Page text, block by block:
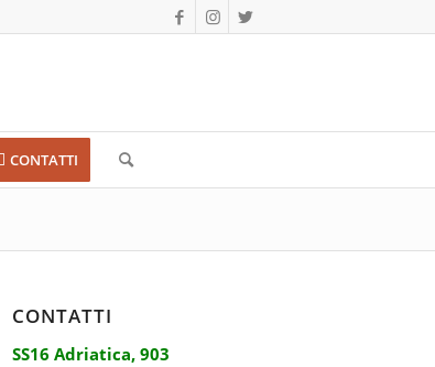
CONTATTI
CONTATTI
SS16 Adriatica, 903